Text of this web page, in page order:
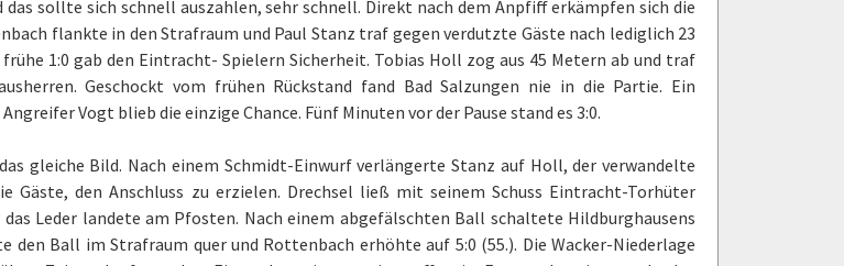
das sollte sich schnell auszahlen, sehr schnell. Direkt nach dem Anpfiff erkämpfen sich die
flankte in den Strafraum und Paul Stanz traf gegen verdutzte Gäste nach lediglich 23
frühe 1:0 gab den Eintracht- Spielern Sicherheit. Tobias Holl zog aus 45 Metern ab und traf
Geschockt vom frühen Rückstand fand Bad Salzungen nie in die Partie. Ein
Vogt blieb die einzige Chance. Fünf Minuten vor der Pause stand es 3:0.
gleiche Bild. Nach einem Schmidt-Einwurf verlängerte Stanz auf Holl, der verwandelte
Gäste, den Anschluss zu erzielen. Drechsel ließ mit seinem Schuss Eintracht-Torhüter
das Leder landete am Pfosten. Nach einem abgefälschten Ball schaltete Hildburghausens
den Ball im Strafraum quer und Rottenbach erhöhte auf 5:0 (55.). Die Wacker-Niederlage